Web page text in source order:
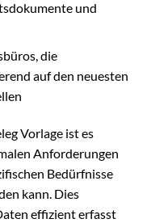
und
die
auf den neuesten
Vorlage ist es
Anforderungen
Bedürfnisse
kann. Dies
effizient erfasst